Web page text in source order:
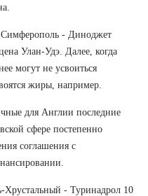
Симферополь - Диноджет
Улан-Удэ. Далее, когда
могут не усвоиться
жиры, например.
для Англии последние
сфере постепенно
соглашения с
Хрустальный - Туринадрол 10